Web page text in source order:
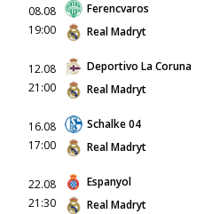
08.08
19:00
Ferencvaros
Real Madryt
12.08
21:00
Deportivo La Coruna
Real Madryt
16.08
17:00
Schalke 04
Real Madryt
22.08
21:30
Espanyol
Real Madryt